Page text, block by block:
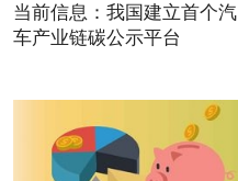
当前信息：我国建立首个汽
车产业链碳公示平台